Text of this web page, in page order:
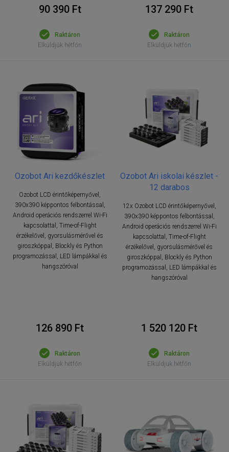
90 390 Ft
Raktáron
Elküldjük hétfőn
137 290 Ft
Raktáron
Elküldjük hétfőn
Ozobot Ari kezdőkészlet
Ozobot LCD érintőképernyővel,
390x390 képpontos felbontással,
Android operációs rendszerrel Wi-Fi
kapcsolattal, Time-of-Flight
érzékelővel, gyorsulásmérővel és
giroszkóppal, Blockly és Python
programozással, LED lámpákkal és
hangszóróval
126 890 Ft
Raktáron
Elküldjük hétfőn
Ozobot Ari iskolai készlet -
12 darabos
12x Ozobot LCD érintőképernyővel,
390x390 képpontos felbontással,
Android operációs rendszerrel Wi-Fi
kapcsolattal, Time-of-Flight
érzékelővel, gyorsulásmérővel és
giroszkóppal, Blockly és Python
programozással, LED lámpákkal és
hangszóróval
1 520 120 Ft
Raktáron
Elküldjük hétfőn